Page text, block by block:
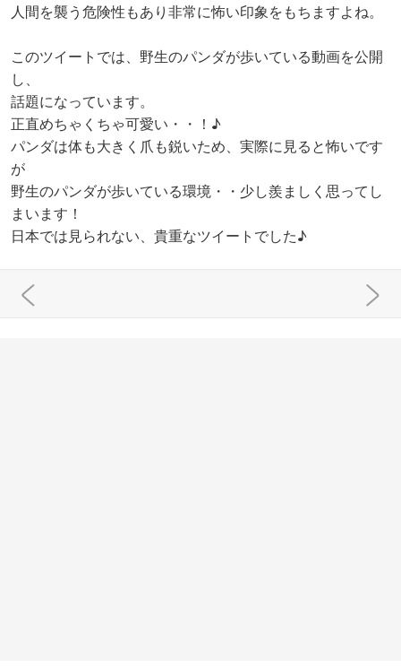
人間を襲う危険性もあり非常に怖い印象をもちますよね。
このツイートでは、野生のパンダが歩いている動画を公開
し、
話題になっています。
正直めちゃくちゃ可愛い・・！♪
パンダは体も大きく爪も鋭いため、実際に見ると怖いです
が
野生のパンダが歩いている環境・・少し羨ましく思ってし
まいます！
日本では見られない、貴重なツイートでした♪